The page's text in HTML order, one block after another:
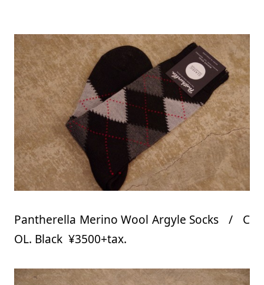
Pantherella Merino Wool Argyle Socks / C
OL. Black ¥3500+tax.